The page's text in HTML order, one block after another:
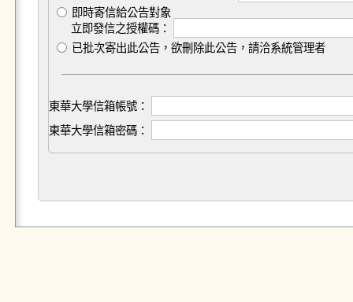
即時寄信給公告對象
立即發信之授權碼：
已批次寄出此公告，欲刪除此公告，請洽系統管理者
東華大學信箱帳號：
東華大學信箱密碼：